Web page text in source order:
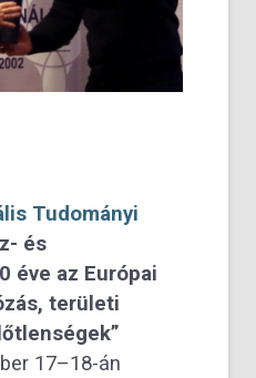
Tudományi
és
éve az Európai
területi
17–18-án